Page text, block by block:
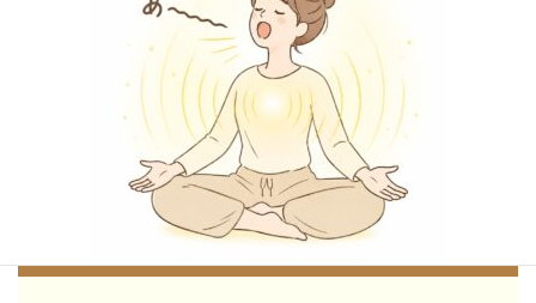
体験レッスンでお待ちしています